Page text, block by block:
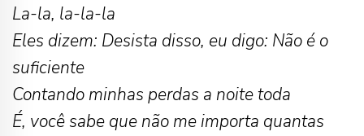
La-la, la-la-la
Eles dizem: Desista disso, eu digo: Não é o
suficiente
Contando minhas perdas a noite toda
É, você sabe que não me importa quantas